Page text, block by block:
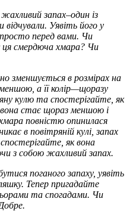
запах–один із
відчували. Уявіть його у
просто перед вами. Чи
ця смердюча хмара? Чи
зменшується в розмірах на
а її колір—щоразу
кулю та спостерігайте, як
вона стає щораз меншою і
повністю опинилася
в повітряній кулі, запах
як вона
з собою жахливий запах.
поганого запаху, уявіть
Тепер пригадайте
та спогадами. Чи